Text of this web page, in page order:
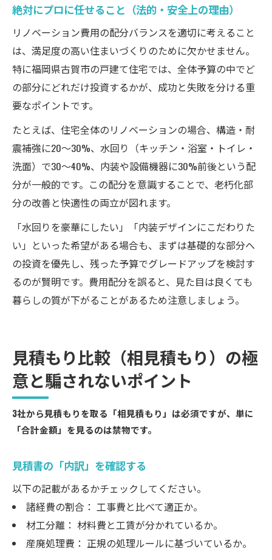
絶対にプロに任せること（法的・安全上の理由）
リノベーション費用の配分バランスを適切に考えること
は、満足度の高い住まいづくりのために欠かせません。
特に福岡県古賀市の戸建て住宅では、全体予算の中でど
の部分にどれだけ投資するかが、成功と失敗を分ける重
要なポイントです。
たとえば、住宅全体のリノベーションの場合、構造・耐
震補強に20〜30%、水回り（キッチン・浴室・トイレ・
洗面）で30〜40%、内装や設備機器に30%前後という配
分が一般的です。この配分を意識することで、老朽化部
分の改善と快適性の両立が図れます。
「水回りを豪華にしたい」「内装デザインにこだわりた
い」といった希望がある場合も、まずは基礎的な部分へ
の投資を優先し、残った予算でグレードアップを検討す
るのが賢明です。費用配分を誤ると、見た目は良くても
暮らしの質が下がることがあるため注意しましょう。
見積もり比較（相見積もり）の極
意と騙されないポイント
3社から見積もりを取る「相見積もり」は必須ですが、単に
「合計金額」を見るのは禁物です。
見積書の「内訳」を確認する
以下の記載があるかチェックしてください。
諸経費の割合： 工事費と比べて適正か。
材工分離： 材料費と工賃が分かれているか。
産廃処理費： 正規の処理ルールに基づいているか。